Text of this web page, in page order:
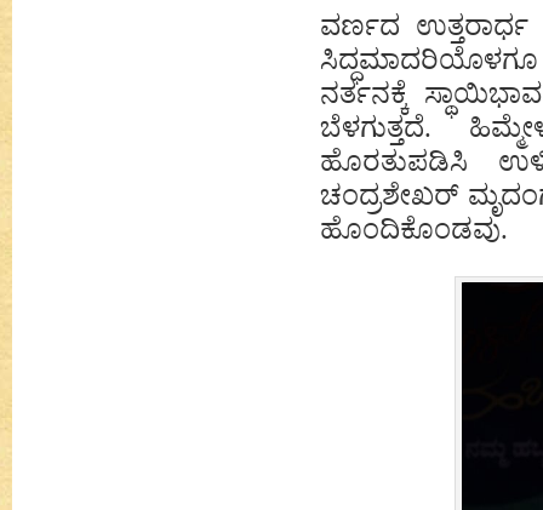
ವರ್ಣದ
ನರ್ತನಕ್ಕೆ
ಬೆಳಗುತ್ತದೆ.
ಹೊರತುಪಡಿಸಿ
ಚಂದ್ರಶೇಖರ್
ಹೊಂದಿಕೊಂಡವು.